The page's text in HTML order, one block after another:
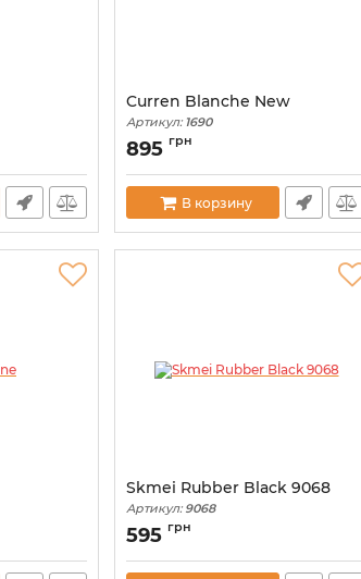
Curren Blanche New
Артикул:1690
895 грн
В корзину
Skmei Rubber Black 9068
Артикул:9068
595 грн